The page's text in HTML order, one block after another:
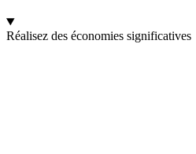
Réalisez des économies significatives